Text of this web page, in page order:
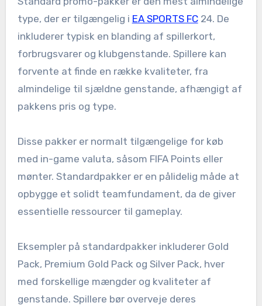
type, der er tilgængelig i EA SPORTS FC24. De
inkluderer typisk en blanding af spillerkort,
forbrugsvarer og klubgenstande. Spillere kan
forvente at finde en række kvaliteter, fra
almindelige til sjældne genstande, afhængigt af
pakkens pris og type.
Disse pakker er normalt tilgængelige for køb
med in-game valuta, såsom FIFA Points eller
mønter. Standardpakker er en pålidelig måde at
opbygge et solidt teamfundament, da de giver
essentielle ressourcer til gameplay.
Eksempler på standardpakker inkluderer Gold
Pack, Premium Gold Pack og Silver Pack, hver
med forskellige mængder og kvaliteter af
genstande. Spillere bør overveje deres